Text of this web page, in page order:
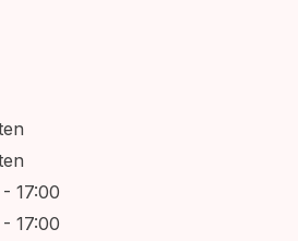
17:00
17:00